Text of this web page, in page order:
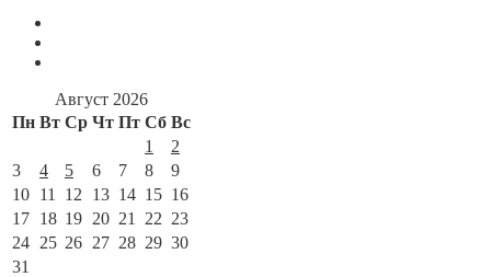
Август 2026
Пн Вт Ср Чт Пт Сб Вс
1
2
3
4 5 6 7 8
9
10 11 12 13 14 15 16
17 18 19 20 21 22 23
24 25 26 27 28 29 30
31